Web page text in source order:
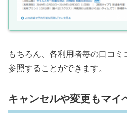
もちろん、各利用者毎の口コ
参照することができます。
キャンセルや変更もマイ